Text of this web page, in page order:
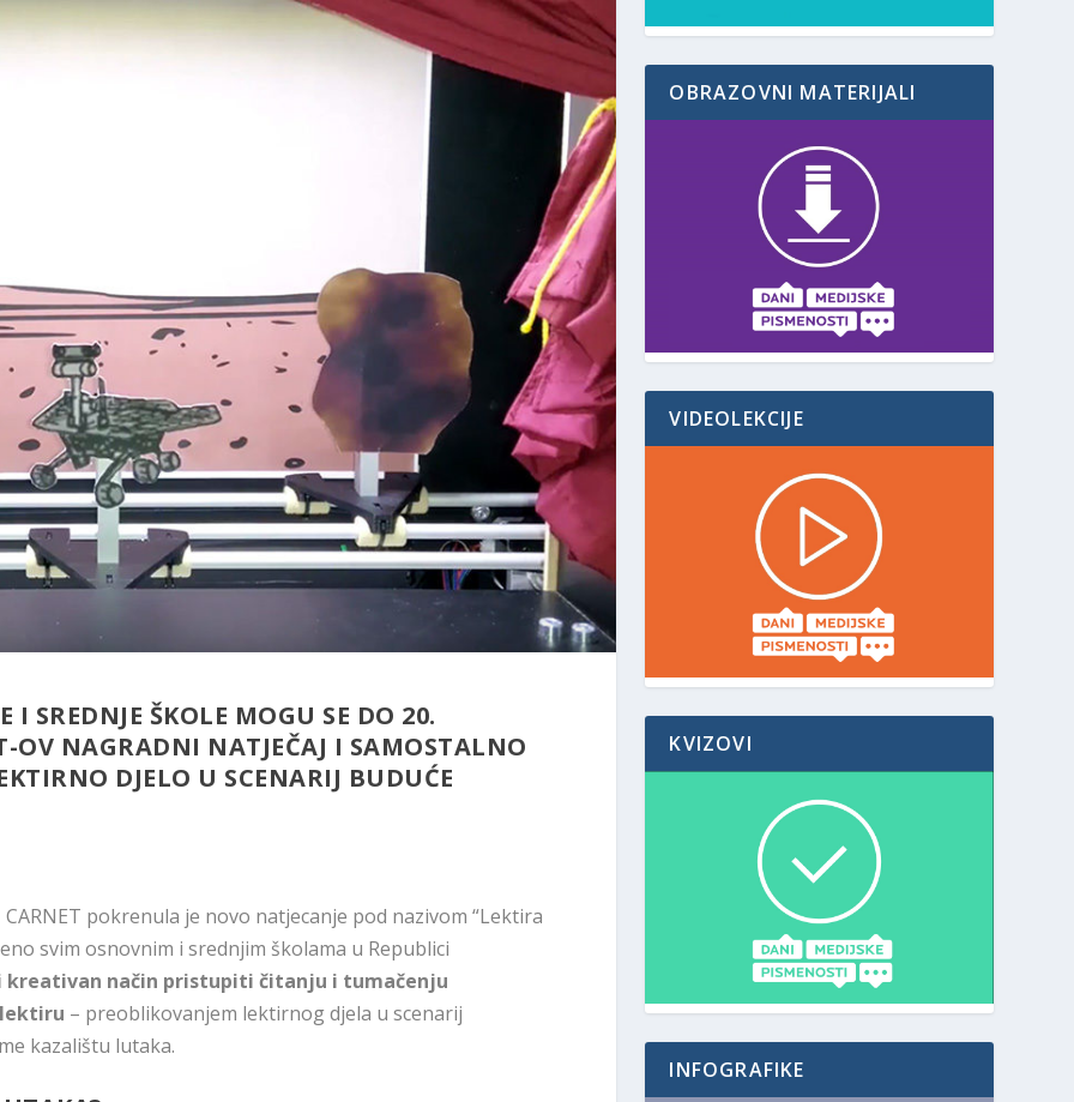
SREDNJE ŠKOLE MOGU SE DO 20.
OV NAGRADNI NATJEČAJ I SAMOSTALNO
DJELO U SCENARIJ BUDUĆE
pokrenula je novo natjecanje pod nazivom “Lektira
svim osnovnim i srednjim školama u Republici
kreativan način pristupiti čitanju i tumačenju
– preoblikovanjem lektirnog djela u scenarij
kazalištu lutaka.
OBRAZOVNI MATERIJALI
VIDEOLEKCIJE
KVIZOVI
INFOGRAFIKE